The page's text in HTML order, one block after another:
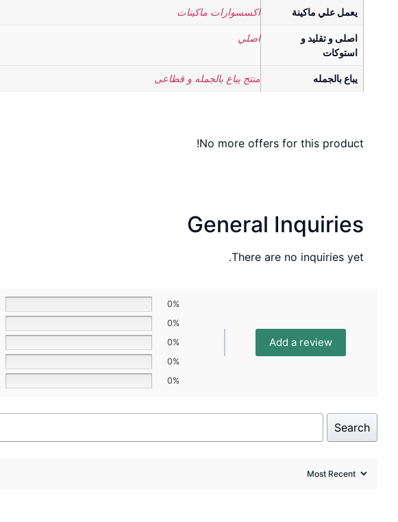
يعمل علي ماكينة اكسسوارات ماكينات
اصلى و تقليد و
استوكات
اصلي
يباع بالجمله منتج يباع بالجمله و قطاعى
No more offers for this product!
General Inquiries
There are no inquiries yet.
0%
0%
0%
0%
0%
Add a review
Search